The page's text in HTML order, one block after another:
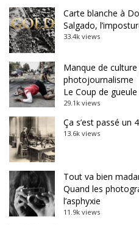
Carte blanche à
Salgado,
33.4k views
Manque de
photojournalisme
Le Coup de
29.1k views
Ça s’est passé un
13.6k views
Tout va bien
Quand les
l’asphyxie
11.9k views